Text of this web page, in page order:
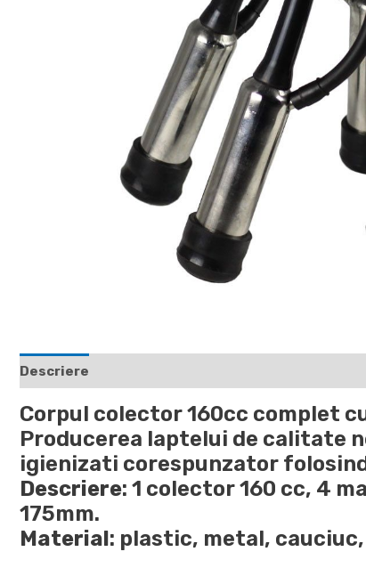
Descriere
Corpul colector 160cc complet
Producerea laptelui de calitate
igienizati corespunzator
Descriere: 1 colector 160 cc, 4
175mm.
Material: plastic, metal,